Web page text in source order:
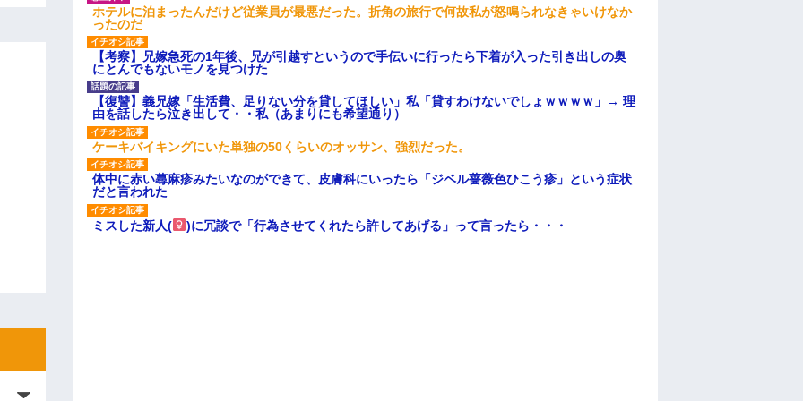
ホテルに泊まったんだけど従業員が最悪だった。折角の旅行で何故私が怒鳴られなきゃいけなか
ったのだ
【考察】兄嫁急死の1年後、兄が引越すというので手伝いに行ったら下着が入った引き出しの奥
にとんでもないモノを見つけた
【復讐】義兄嫁「生活費、足りない分を貸してほしい」私「貸すわけないでしょｗｗｗｗ」→ 理
由を話したら泣き出して・・私（あまりにも希望通り）
ケーキバイキングにいた単独の50くらいのオッサン、強烈だった。
体中に赤い蕁麻疹みたいなのができて、皮膚科にいったら「ジベル薔薇色ひこう疹」という症状
だと言われた
ミスした新人( )に冗談で「行為させてくれたら許してあげる」って言ったら・・・